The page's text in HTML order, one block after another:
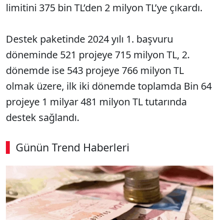
limitini 375 bin TL’den 2 milyon TL’ye çıkardı.
Destek paketinde 2024 yılı 1. başvuru
döneminde 521 projeye 715 milyon TL, 2.
dönemde ise 543 projeye 766 milyon TL
olmak üzere, ilk iki dönemde toplamda Bin 64
projeye 1 milyar 481 milyon TL tutarında
destek sağlandı.
Günün Trend Haberleri